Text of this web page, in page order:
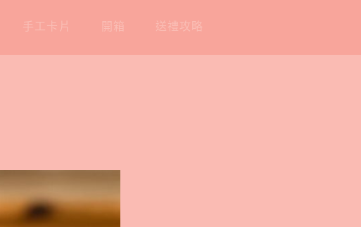
手工卡片 開箱 送禮攻略